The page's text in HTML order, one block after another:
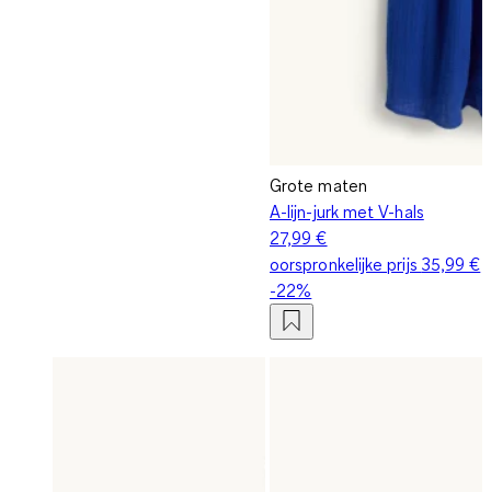
Grote maten
A-lijn-jurk met V-hals
27,99 €
oorspronkelijke prijs 35,99 €
-22%